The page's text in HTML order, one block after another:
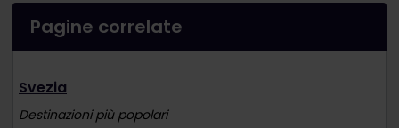
Pagine correlate
Svezia
Destinazioni più popolari